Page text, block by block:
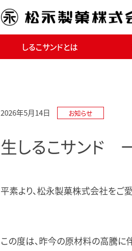
しるこサンドとは
2026年5月14日 お知らせ
生しるこサンド
平素より、松永製菓株式会社をご
この度は、昨今の原材料の高騰に